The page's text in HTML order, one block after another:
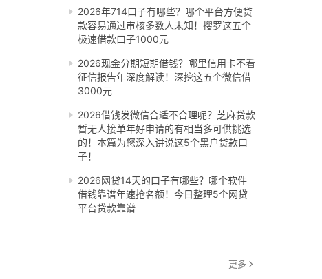
2026年714口子有哪些？哪个平台方便贷
款容易通过审核多数人未知！搜罗这五个
极速借款口子1000元
2026现金分期短期借钱？哪里信用卡不看
征信报告年深度解读！深挖这五个微信借
3000元
2026借钱发微信合适不合理呢？芝麻贷款
暂无人接单年好申请的有相当多可供挑选
的！本篇为您深入讲说​这5个黑户贷款口
子！
2026网贷14天的口子有哪些？哪个软件
借钱靠谱年速抢名额！今日整理5个网贷
平台贷款靠谱
更多